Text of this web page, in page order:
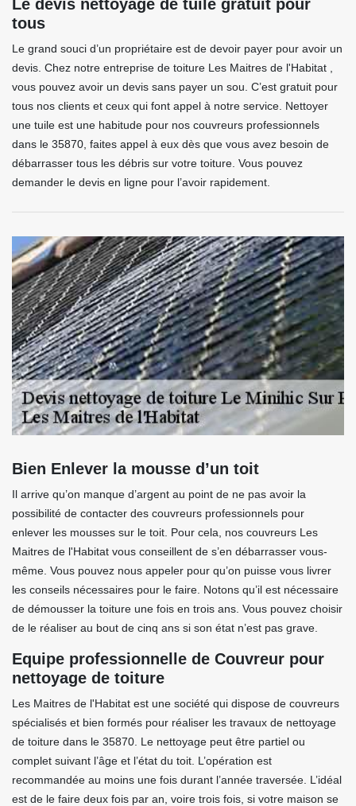
Le devis nettoyage de tuile gratuit pour
tous
Le grand souci d’un propriétaire est de devoir payer pour avoir un
devis. Chez notre entreprise de toiture Les Maitres de l'Habitat ,
vous pouvez avoir un devis sans payer un sou. C’est gratuit pour
tous nos clients et ceux qui font appel à notre service. Nettoyer
une tuile est une habitude pour nos couvreurs professionnels
dans le 35870, faites appel à eux dès que vous avez besoin de
débarrasser tous les débris sur votre toiture. Vous pouvez
demander le devis en ligne pour l’avoir rapidement.
Bien Enlever la mousse d’un toit
Il arrive qu’on manque d’argent au point de ne pas avoir la
possibilité de contacter des couvreurs professionnels pour
enlever les mousses sur le toit. Pour cela, nos couvreurs Les
Maitres de l'Habitat vous conseillent de s’en débarrasser vous-
même. Vous pouvez nous appeler pour qu’on puisse vous livrer
les conseils nécessaires pour le faire. Notons qu’il est nécessaire
de démousser la toiture une fois en trois ans. Vous pouvez choisir
de le réaliser au bout de cinq ans si son état n’est pas grave.
Equipe professionnelle de Couvreur pour
nettoyage de toiture
Les Maitres de l'Habitat est une société qui dispose de couvreurs
spécialisés et bien formés pour réaliser les travaux de nettoyage
de toiture dans le 35870. Le nettoyage peut être partiel ou
complet suivant l’âge et l’état du toit. L’opération est
recommandée au moins une fois durant l’année traversée. L’idéal
est de le faire deux fois par an, voire trois fois, si votre maison se